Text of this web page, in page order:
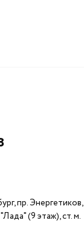
пр. Энергетиков,
(9 этаж), ст. м.